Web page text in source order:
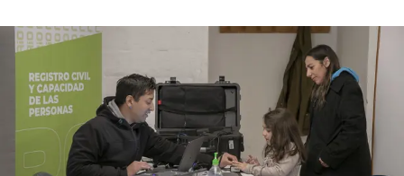
Transparencia
Presupuesto
Boletín Oficial
Compras y licitaciones
Consulta de expedientes